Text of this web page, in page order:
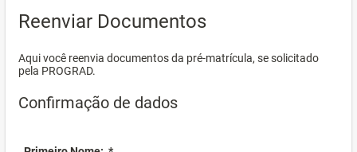
Reenviar Documentos
Aqui você reenvia documentos da pré-matrícula, se solicitado
pela PROGRAD.
Confirmação de dados